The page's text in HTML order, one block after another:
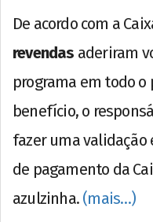
De acordo com a
revendas aderiram
programa em todo o
benefício, o
fazer uma
de pagamento da
azulzinha. (mais…)